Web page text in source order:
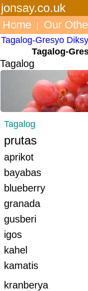
jonsay.co.uk
Home Our
Tagalog-Gresyo
Tagalog-
Tagalog
Tagalog
prutas
aprikot
bayabas
blueberry
granada
gusberi
igos
kahel
kamatis
kranberya